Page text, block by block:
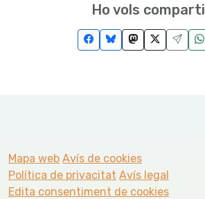
Ho vols
Mapa web Avís de cookies
Política de privacitat Avís legal
Edita consentiment de cookies